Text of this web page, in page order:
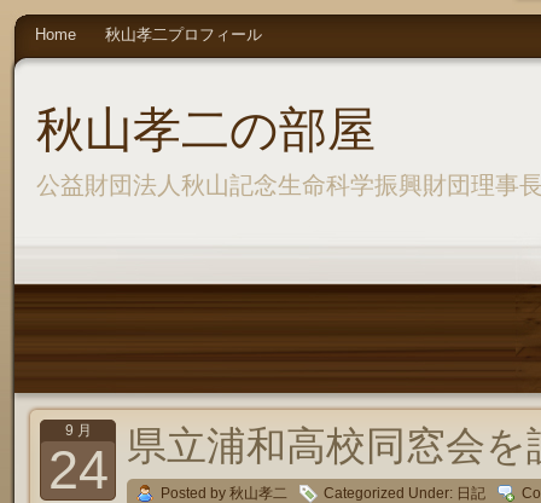
秋山孝二の部屋
公益財団法人秋山記念生命科学振興財団理事
Home 秋山孝二プロフィール
9 月
24 県立浦和高校同窓会を
Posted by 秋山孝二 Categorized Under: 日記